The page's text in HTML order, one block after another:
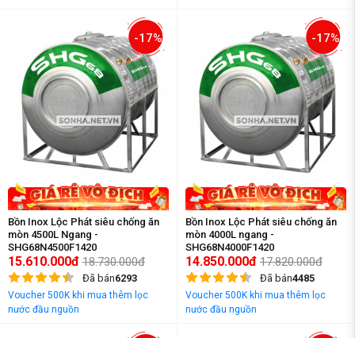
-17%
Bồn Inox Lộc Phát siêu chống ăn
mòn 4500L Ngang -
SHG68N4500F1420
15.610.000đ 18.730.000đ
Đã bán6293
Voucher 500K khi mua thêm lọc
nước đầu nguồn
-17%
Bồn Inox Lộc Phát siêu chống ăn
mòn 4000L ngang -
SHG68N4000F1420
14.850.000đ 17.820.000đ
Đã bán4485
Voucher 500K khi mua thêm lọc
nước đầu nguồn